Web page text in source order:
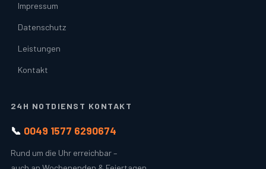
Impressum
Datenschutz
Leistungen
Kontakt
24H NOTDIENST KONTAKT
📞 0049 1577 6290674
Rund um die Uhr erreichbar –